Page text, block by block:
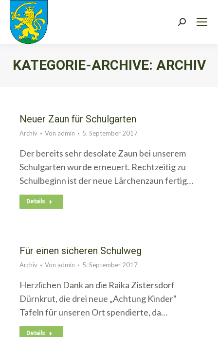
Search:
KATEGORIE-ARCHIVE: ARCHIV
Neuer Zaun für Schulgarten
Archiv Von admin 5. September 2017
Der bereits sehr desolate Zaun bei unserem
Schulgarten wurde erneuert. Rechtzeitig zu
Schulbeginn ist der neue Lärchenzaun fertig…
Details
Für einen sicheren Schulweg
Archiv Von admin 5. September 2017
Herzlichen Dank an die Raika Zistersdorf
Dürnkrut, die drei neue „Achtung Kinder“
Tafeln für unseren Ort spendierte, da…
Details